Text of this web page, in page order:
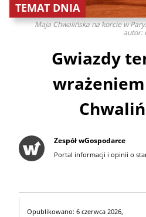
Maja Chwalińska na korcie w
autor:
TEMAT DNIA
Gwiazdy
Zespół wGospodarce
Portal informacji i opinii o
Opublikowano: 6 czerwca 2026,